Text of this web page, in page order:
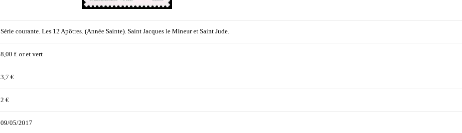
Série courante. Les 12 Apôtres. (Année Sainte). Saint Jacques le Mineur et Saint Jude.
8,00 f. or et vert
3,7 €
2 €
09/05/2017